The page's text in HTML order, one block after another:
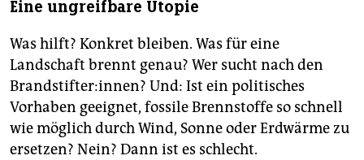
Eine ungreifbare Utopie
Was hilft? Konkret bleiben. Was für eine
Landschaft brennt genau? Wer sucht nach den
Brandstifter:innen? Und: Ist ein politisches
Vorhaben geeignet, fossile Brennstoffe so schnell
wie möglich durch Wind, Sonne oder Erdwärme zu
ersetzen? Nein? Dann ist es schlecht.